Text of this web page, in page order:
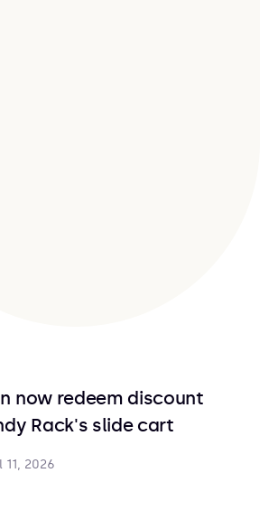
now redeem discount
Rack's slide cart
11, 2026